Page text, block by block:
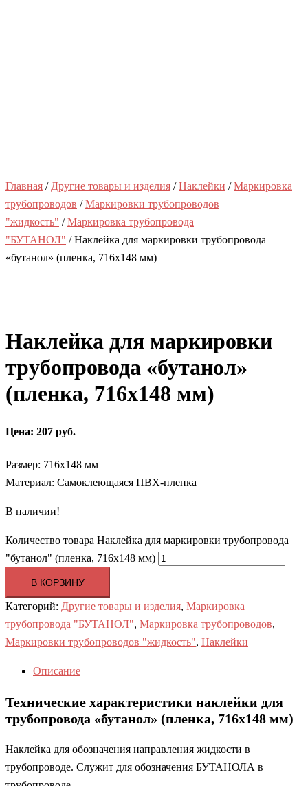
Главная / Другие товары и изделия /Наклейки /Маркировка
трубопроводов /Маркировки трубопроводов
"жидкость" /Маркировка трубопровода
"БУТАНОЛ" / Наклейка для маркировки трубопровода
«бутанол» (пленка, 716х148 мм)
Наклейка для маркировки
трубопровода «бутанол»
(пленка, 716х148 мм)
Цена: 207 руб.
Размер: 716х148 мм
Материал: Самоклеющаяся ПВХ-пленка
В наличии!
Количество товара Наклейка для маркировки трубопровода
"бутанол" (пленка, 716х148 мм)
В КОРЗИНУ
Категорий: Другие товары и изделия, Маркировка
трубопровода "БУТАНОЛ", Маркировка трубопроводов,
Маркировки трубопроводов "жидкость", Наклейки
Описание
Технические характеристики наклейки для
трубопровода «бутанол» (пленка, 716х148 мм)
Наклейка для обозначения направления жидкости в
трубопроводе. Служит для обозначения БУТАНОЛА в